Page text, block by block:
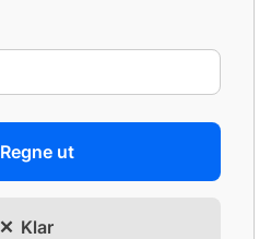
Regne ut
Klar